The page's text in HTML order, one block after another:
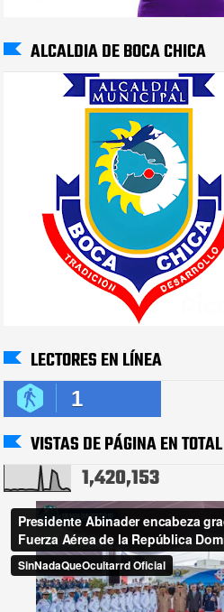
ALCALDIA DE BOCA CHICA
LECTORES EN LÍNEA
1
VISTAS DE PÁGINA EN TOTAL
1,420,153